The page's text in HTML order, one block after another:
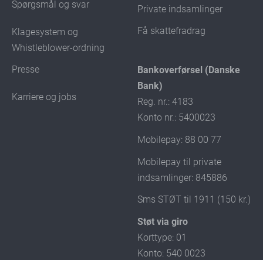
Spørgsmål og svar
Klagesystem og
Whistleblower-ordning
Presse
Karriere og jobs
Private indsamlinger
Få skattefradrag
Bankoverførsel (Danske
Bank)
Reg. nr.: 4183
Konto nr.: 5400023
Mobilepay: 88 00 77
Mobilepay til private
indsamlinger: 845886
Sms STØT til 1911 (150 kr.)
Støt via giro
Korttype: 01
Konto: 540 0023